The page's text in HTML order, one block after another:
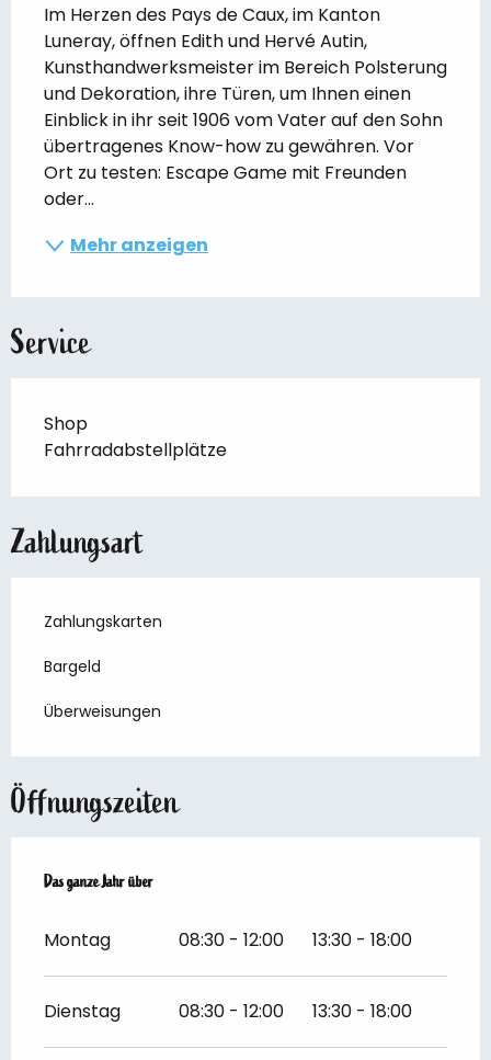
Im Herzen des Pays de Caux, im Kanton
Luneray, öffnen Edith und Hervé Autin,
Kunsthandwerksmeister im Bereich Polsterung
und Dekoration, ihre Türen, um Ihnen einen
Einblick in ihr seit 1906 vom Vater auf den Sohn
übertragenes Know-how zu gewähren. Vor
Ort zu testen: Escape Game mit Freunden
oder...
Mehr anzeigen
Service
Shop
Fahrradabstellplätze
Zahlungsart
Zahlungskarten
Bargeld
Überweisungen
Öffnungszeiten
Das ganze Jahr über
Das ganze Jahr über
Montag 08:30 - 12:00 13:30 - 18:00
Dienstag 08:30 - 12:00 13:30 - 18:00